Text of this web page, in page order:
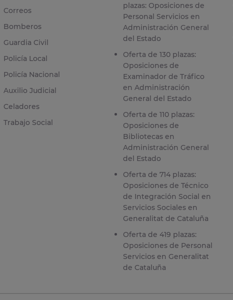
Correos
Bomberos
Guardia Civil
Policía Local
Policía Nacional
Auxilio Judicial
Celadores
Trabajo Social
plazas: Oposiciones de
Personal Servicios en
Administración General
del Estado
Oferta de 130 plazas:
Oposiciones de
Examinador de Tráfico
en Administración
General del Estado
Oferta de 110 plazas:
Oposiciones de
Bibliotecas en
Administración General
del Estado
Oferta de 714 plazas:
Oposiciones de Técnico
de Integración Social en
Servicios Sociales en
Generalitat de Cataluña
Oferta de 419 plazas:
Oposiciones de Personal
Servicios en Generalitat
de Cataluña